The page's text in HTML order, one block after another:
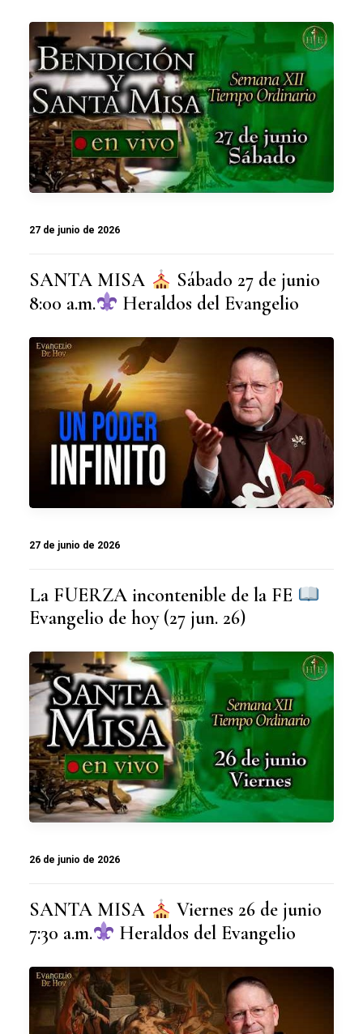
27 de junio de 2026
SANTA MISA
Sábado 27 de junio
8:00 a.m.
Heraldos del Evangelio
27 de junio de 2026
La FUERZA incontenible de la FE
Evangelio de hoy (27 jun. 26)
26 de junio de 2026
SANTA MISA
Viernes 26 de junio
7:30 a.m.
Heraldos del Evangelio